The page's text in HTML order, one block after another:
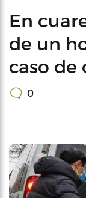
En
de un
caso de
0